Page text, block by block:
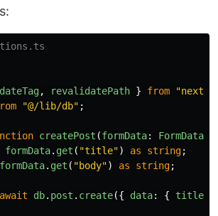
, revalidatePath } from "next/
"@/lib/db" ;
createPost (formData: FormData
formData. get ( "title") as string;
formData. get ( "body") as string;
await db. post . create({ data: { title